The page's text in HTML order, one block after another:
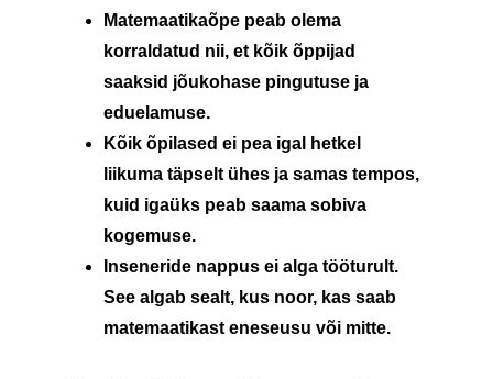
Matemaatikaõpe peab olema
korraldatud nii, et kõik õppijad
saaksid jõukohase pingutuse ja
eduelamuse.
Kõik õpilased ei pea igal hetkel
liikuma täpselt ühes ja samas tempos,
kuid igaüks peab saama sobiva
kogemuse.
Inseneride nappus ei alga tööturult.
See algab sealt, kus noor, kas saab
matemaatikast eneseusu või mitte.